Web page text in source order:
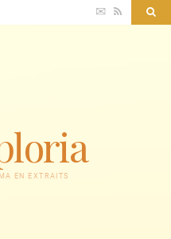
✉ RSS
EN EXTRAITS